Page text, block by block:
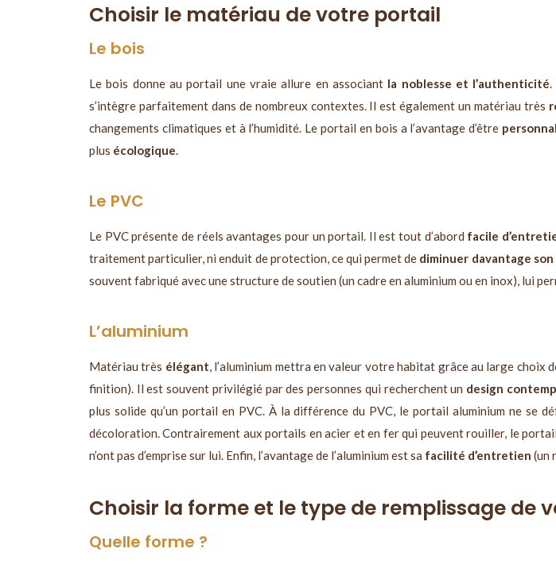
Choisir le matériau de votre portail
Le bois
Le bois donne au portail une vraie allure en associant la noblesse et l’authenticité.
s’intègre parfaitement dans de nombreux contextes. Il est également un matériau très
changements climatiques et à l’humidité. Le portail en bois a l’avantage d’être
plus écologique.
Le PVC
Le PVC présente de réels avantages pour un portail. Il est tout d’abord facile
traitement particulier, ni enduit de protection, ce qui permet de diminuer davantage
souvent fabriqué avec une structure de soutien (un cadre en aluminium ou en inox), lui
L’aluminium
Matériau très élégant, l’aluminium mettra en valeur votre habitat grâce au large choix
finition). Il est souvent privilégié par des personnes qui recherchent un design
plus solide qu’un portail en PVC. À la différence du PVC, le portail aluminium ne se
décoloration. Contrairement aux portails en acier et en fer qui peuvent rouiller, le portail
n’ont pas d’emprise sur lui. Enfin, l’avantage de l’aluminium est sa facilité d’entretien (un
Choisir la forme et le type de remplissage de
Quelle forme ?